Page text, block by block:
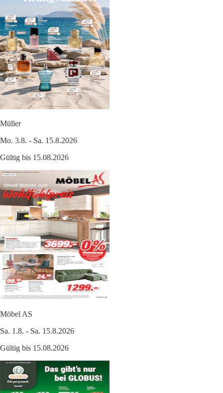
Müller
Mo. 3.8. - Sa. 15.8.2026
Gültig bis 15.08.2026
Möbel AS
Sa. 1.8. - Sa. 15.8.2026
Gültig bis 15.08.2026